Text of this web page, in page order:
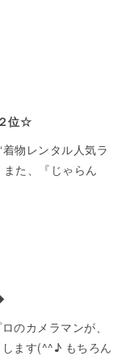
位☆
物レンタル人気ラ
た、『じゃらん
のカメラマンが、
ます(^^♪ もちろん